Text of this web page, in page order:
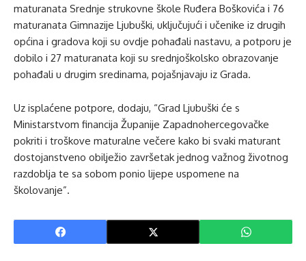
maturanata Srednje strukovne škole Ruđera Boškovića i 76
maturanata Gimnazije Ljubuški, uključujući i učenike iz drugih
općina i gradova koji su ovdje pohađali nastavu, a potporu je
dobilo i 27 maturanata koji su srednjoškolsko obrazovanje
pohađali u drugim sredinama, pojašnjavaju iz Grada.
Uz isplaćene potpore, dodaju, “Grad Ljubuški će s
Ministarstvom financija Županije Zapadnohercegovačke
pokriti i troškove maturalne večere kako bi svaki maturant
dostojanstveno obilježio završetak jednog važnog životnog
razdoblja te sa sobom ponio lijepe uspomene na
školovanje”.